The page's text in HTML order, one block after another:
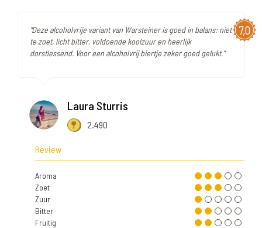
7,0
"Deze alcoholvrije variant van Warsteiner is goed in balans: niet
te zoet, licht bitter, voldoende koolzuur en heerlijk
dorstlessend. Voor een alcoholvrij biertje zeker goed gelukt."
Laura Sturris
2.490
Review
Aroma
Zoet
Zuur
Bitter
Fruitig